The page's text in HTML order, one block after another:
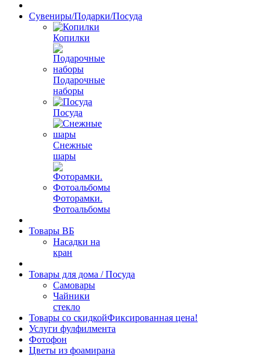
Сувениры/Подарки/Посуда
Копилки
Подарочные
наборы
Посуда
Снежные
шары
Фоторамки.
Фотоальбомы
Товары ВБ
Насадки на
кран
Товары для дома / Посуда
Самовары
Чайники
стекло
Товары со скидкойФиксированная цена!
Услуги фулфилмента
Фотофон
Цветы из фоамирана